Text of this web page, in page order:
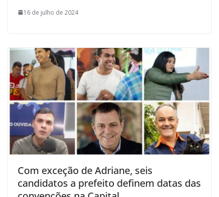
16 de julho de 2024
Com exceção de Adriane, seis
candidatos a prefeito definem datas das